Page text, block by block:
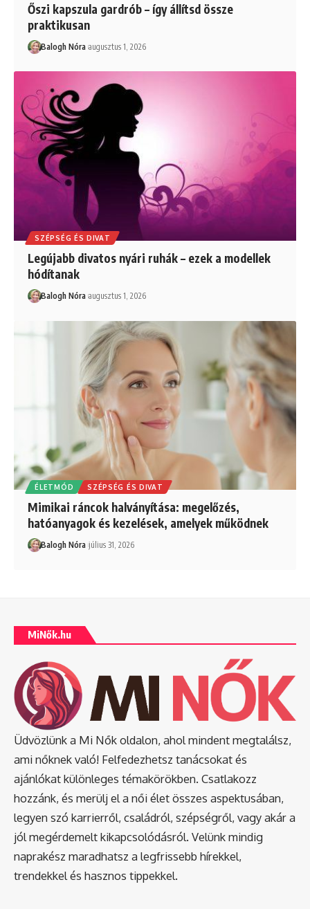
Őszi kapszula gardrób – így állítsd össze
praktikusan
Balogh Nóra augusztus 1, 2026
SZÉPSÉG ÉS DIVAT
Legújabb divatos nyári ruhák – ezek a modellek
hódítanak
Balogh Nóra augusztus 1, 2026
ÉLETMÓD SZÉPSÉG ÉS DIVAT
Mimikai ráncok halványítása: megelőzés,
hatóanyagok és kezelések, amelyek működnek
Balogh Nóra július 31, 2026
MiNők.hu
Üdvözlünk a Mi Nők oldalon, ahol mindent megtalálsz,
ami nőknek való! Felfedezhetsz tanácsokat és
ajánlókat különleges témakörökben. Csatlakozz
hozzánk, és merülj el a női élet összes aspektusában,
legyen szó karrierről, családról, szépségről, vagy akár a
jól megérdemelt kikapcsolódásról. Velünk mindig
naprakész maradhatsz a legfrissebb hírekkel,
trendekkel és hasznos tippekkel.